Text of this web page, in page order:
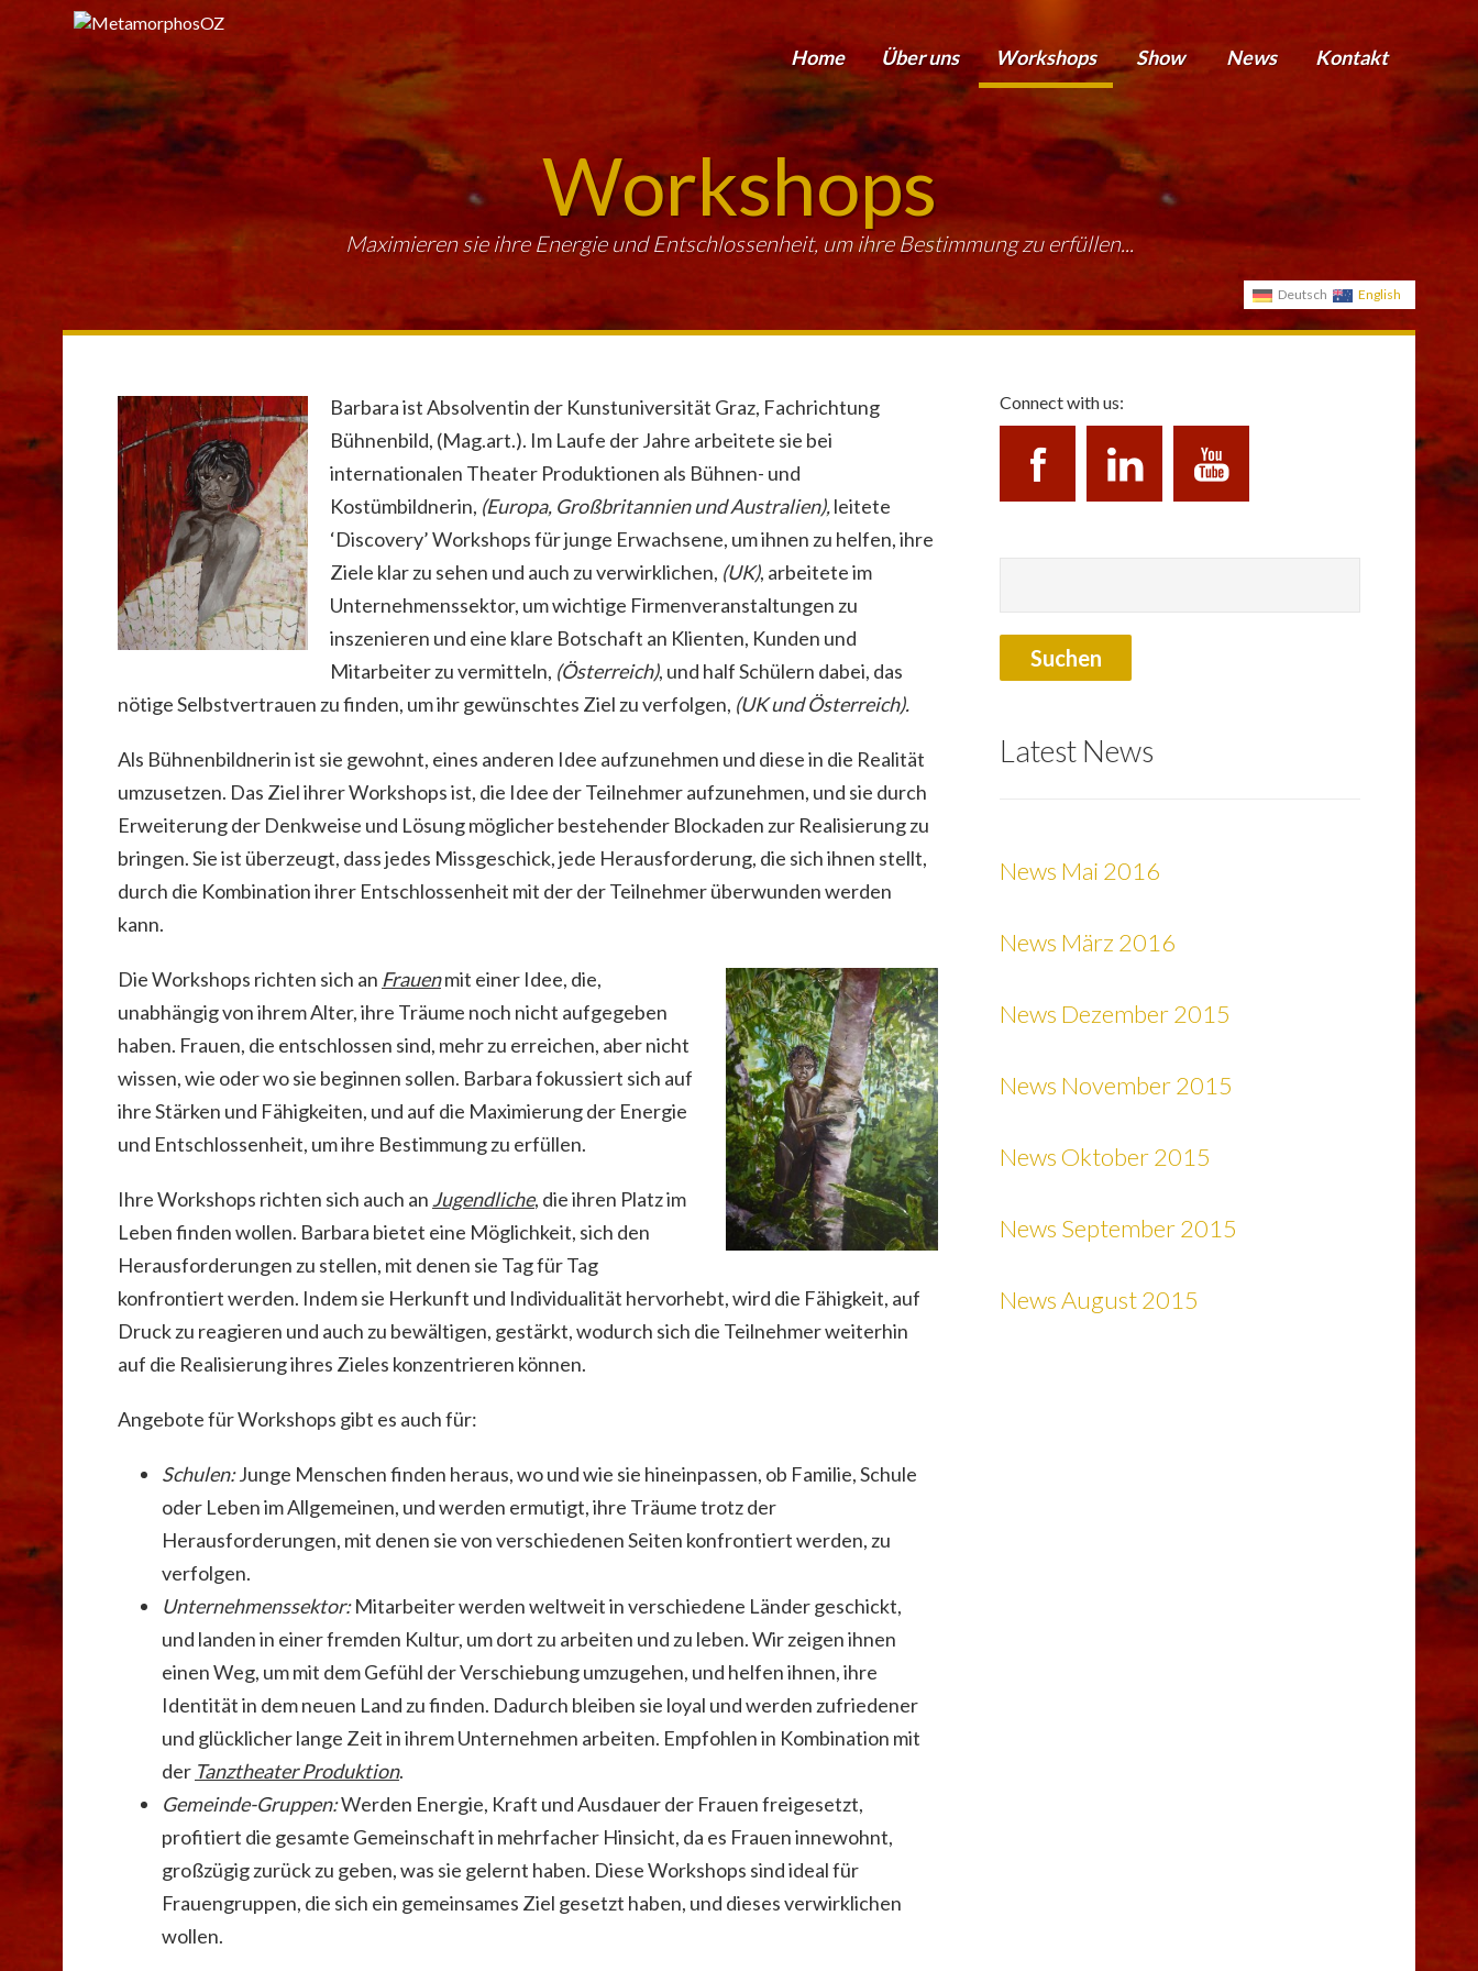
Home Über uns Workshops Show News Kontakt
Workshops
Maximieren sie ihre Energie und Entschlossenheit, um ihre Bestimmung zu erfüllen...
Deutsch English
Barbara ist Absolventin der Kunstuniversität Graz, Fachrichtung
Bühnenbild, (Mag.art.). Im Laufe der Jahre arbeitete sie bei
internationalen Theater Produktionen als Bühnen- und
Kostümbildnerin, (Europa, Großbritannien und Australien),leitete
‘Discovery’ Workshops für junge Erwachsene, um ihnen zu helfen, ihre
Ziele klar zu sehen und auch zu verwirklichen, (UK), arbeitete im
Unternehmenssektor, um wichtige Firmenveranstaltungen zu
inszenieren und eine klare Botschaft an Klienten, Kunden und
Mitarbeiter zu vermitteln, (Österreich), und half Schülern dabei, das
nötige Selbstvertrauen zu finden, um ihr gewünschtes Ziel zu verfolgen, (UK undÖsterreich).
Als Bühnenbildnerin ist sie gewohnt, eines anderen Idee aufzunehmen und diese in die Realität
umzusetzen. Das Ziel ihrer Workshops ist, die Idee der Teilnehmer aufzunehmen, und sie durch
Erweiterung der Denkweise und Lösung möglicher bestehender Blockaden zur Realisierung zu
bringen. Sie ist überzeugt, dass jedes Missgeschick, jede Herausforderung, die sich ihnen stellt,
durch die Kombination ihrer Entschlossenheit mit der der Teilnehmer überwunden werden
kann.
Die Workshops richten sich an Frauenmit einer Idee, die,
unabhängig von ihrem Alter, ihre Träume noch nicht aufgegeben
haben. Frauen, die entschlossen sind, mehr zu erreichen, aber nicht
wissen, wie oder wo sie beginnen sollen. Barbara fokussiert sich auf
ihre Stärken und Fähigkeiten, und auf die Maximierung der Energie
und Entschlossenheit, um ihre Bestimmung zu erfüllen.
Ihre Workshops richten sich auch an Jugendliche, die ihren Platz im
Leben finden wollen. Barbara bietet eine Möglichkeit, sich den
Herausforderungen zu stellen, mit denen sie Tag für Tag
konfrontiert werden. Indem sie Herkunft und Individualität hervorhebt, wird die Fähigkeit, auf
Druck zu reagieren und auch zu bewältigen, gestärkt, wodurch sich die Teilnehmer weiterhin
auf die Realisierung ihres Zieles konzentrieren können.
Angebote für Workshops gibt es auch für:
Schulen:Junge Menschen finden heraus, wo und wie sie hineinpassen, ob Familie, Schule
oder Leben im Allgemeinen, und werden ermutigt, ihre Träume trotz der
Herausforderungen, mit denen sie von verschiedenen Seiten konfrontiert werden, zu
verfolgen.
Unternehmenssektor:Mitarbeiter werden weltweit in verschiedene Länder geschickt,
und landen in einer fremden Kultur, um dort zu arbeiten und zu leben. Wir zeigen ihnen
einen Weg, um mit dem Gefühl der Verschiebung umzugehen, und helfen ihnen, ihre
Identität in dem neuen Land zu finden. Dadurch bleiben sie loyal und werden zufriedener
und glücklicher lange Zeit in ihrem Unternehmen arbeiten. Empfohlen in Kombination mit
der Tanztheater Produktion.
Gemeinde-Gruppen:Werden Energie, Kraft und Ausdauer der Frauen freigesetzt,
profitiert die gesamte Gemeinschaft in mehrfacher Hinsicht, da es Frauen innewohnt,
großzügig zurück zu geben, was sie gelernt haben. Diese Workshops sind ideal für
Frauengruppen, die sich ein gemeinsames Ziel gesetzt haben, und dieses verwirklichen
wollen.
Connect with us:
Latest News
News Mai 2016
News März 2016
News Dezember 2015
News November 2015
News Oktober 2015
News September 2015
News August 2015